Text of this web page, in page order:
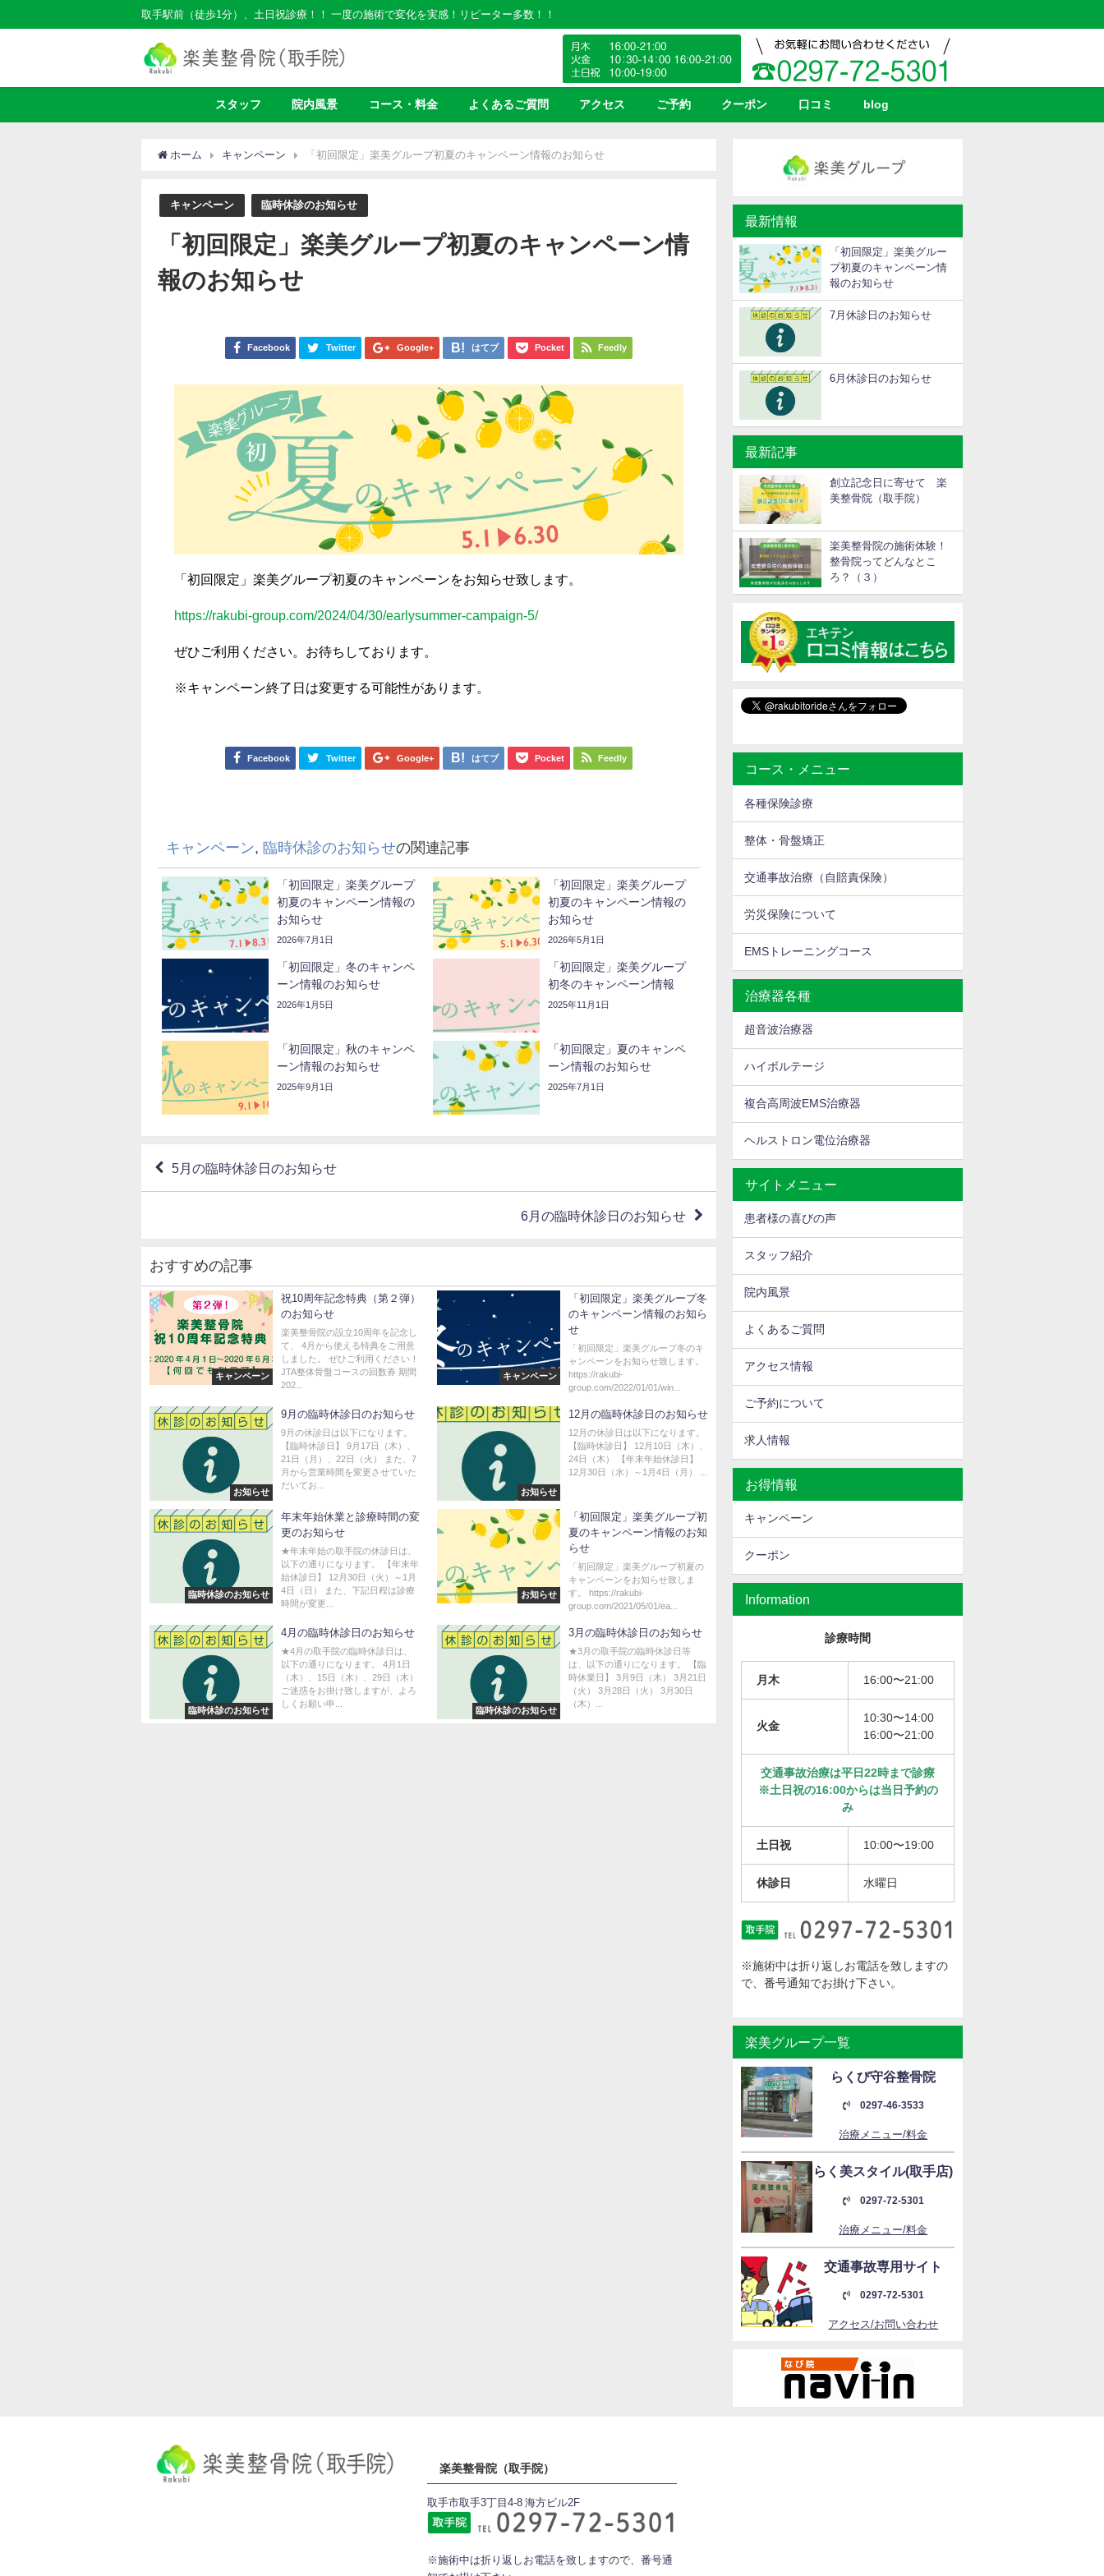
取手駅前（徒歩1分）、土日祝診療！！ 一度の施術で変化を実感！リピーター多数！！
スタッフ 院内風景 コース・料金 よくあるご質問 アクセス ご予約 クーポン 口コミ blog
ホーム キャンペーン 「初回限定」楽美グループ初夏のキャンペーン情報のお知らせ
キャンペーン 臨時休診のお知らせ
「初回限定」楽美グループ初夏のキャンペーン情
報のお知らせ
Facebook Twitter Google+ はてブ Pocket Feedly
「初回限定」楽美グループ初夏のキャンペーンをお知らせ致します。
https://rakubi-group.com/2024/04/30/earlysummer-campaign-5/
ぜひご利用ください。お待ちしております。
※キャンペーン終了日は変更する可能性があります。
Facebook Twitter Google+ はてブ Pocket Feedly
キャンペーン, 臨時休診のお知らせの関連記事
「初回限定」楽美グループ
初夏のキャンペーン情報の
お知らせ
2026年7月1日
「初回限定」楽美グループ
初夏のキャンペーン情報の
お知らせ
2026年5月1日
「初回限定」冬のキャンペ
ーン情報のお知らせ
2026年1月5日
「初回限定」楽美グループ
初冬のキャンペーン情報
2025年11月1日
「初回限定」秋のキャンペ
ーン情報のお知らせ
2025年9月1日
「初回限定」夏のキャンペ
ーン情報のお知らせ
2025年7月1日
5月の臨時休診日のお知らせ
6月の臨時休診日のお知らせ
おすすめの記事
キャンペーン
祝10周年記念特典（第２弾）
のお知らせ
楽美整骨院の設立10周年を記念し
て、 4月から使える特典をご用意
しました。 ぜひご利用ください！
JTA整体骨盤コースの回数券 期間
202...
キャンペーン
「初回限定」楽美グループ冬
のキャンペーン情報のお知ら
せ
「初回限定」楽美グループ冬のキ
ャンペーンをお知らせ致します。
https://rakubi-
group.com/2022/01/01/win...
お知らせ
9月の臨時休診日のお知らせ
9月の休診日は以下になります。
【臨時休診日】 9月17日（木）、
21日（月）、22日（火） また、7
月から営業時間を変更させていた
だいてお...
お知らせ
12月の臨時休診日のお知らせ
12月の休診日は以下になります。
【臨時休診日】 12月10日（木）、
24日（木） 【年末年始休診日】
12月30日（水）～1月4日（月） ...
臨時休診のお知らせ
年末年始休業と診療時間の変
更のお知らせ
★年末年始の取手院の休診日は、
以下の通りになります。 【年末年
始休診日】 12月30日（火）～1月
4日（日） また、下記日程は診療
時間が変更...
お知らせ
「初回限定」楽美グループ初
夏のキャンペーン情報のお知
らせ
「初回限定」楽美グループ初夏の
キャンペーンをお知らせ致しま
す。 https://rakubi-
group.com/2021/05/01/ea...
臨時休診のお知らせ
4月の臨時休診日のお知らせ
★4月の取手院の臨時休診日は、
以下の通りになります。 4月1日
（木）、15日（木）、29日（木）
ご迷惑をお掛け致しますが、よろ
しくお願い申...
臨時休診のお知らせ
3月の臨時休診日のお知らせ
★3月の取手院の臨時休診日等
は、以下の通りになります。 【臨
時休業日】 3月9日（木） 3月21日
（火） 3月28日（火） 3月30日
（木）...
最新情報
「初回限定」楽美グルー
プ初夏のキャンペーン情
報のお知らせ
7月休診日のお知らせ
6月休診日のお知らせ
最新記事
創立記念日に寄せて 楽
美整骨院（取手院）
楽美整骨院の施術体験！
整骨院ってどんなとこ
ろ？（３）
コース・メニュー
各種保険診療
整体・骨盤矯正
交通事故治療（自賠責保険）
労災保険について
EMSトレーニングコース
治療器各種
超音波治療器
ハイボルテージ
複合高周波EMS治療器
ヘルストロン電位治療器
サイトメニュー
患者様の喜びの声
スタッフ紹介
院内風景
よくあるご質問
アクセス情報
ご予約について
求人情報
お得情報
キャンペーン
クーポン
Information
診療時間
月木 16:00〜21:00
火金
10:30〜14:00
16:00〜21:00
交通事故治療は平日22時まで診療
※土日祝の16:00からは当日予約の
み
土日祝 10:00〜19:00
休診日 水曜日
※施術中は折り返しお電話を致しますの
で、番号通知でお掛け下さい。
楽美グループ一覧
らくび守谷整骨院
0297-46-3533
治療メニュー/料金
らく美スタイル(取手店)
0297-72-5301
治療メニュー/料金
交通事故専用サイト
0297-72-5301
アクセス/お問い合わせ
楽美整骨院（取手院）
取手市取手3丁目4-8 海方ビル2F
※施術中は折り返しお電話を致しますので、番号通